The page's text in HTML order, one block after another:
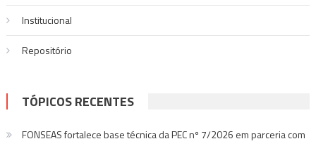
Institucional
Repositório
TÓPICOS RECENTES
FONSEAS fortalece base técnica da PEC nº 7/2026 em parceria com